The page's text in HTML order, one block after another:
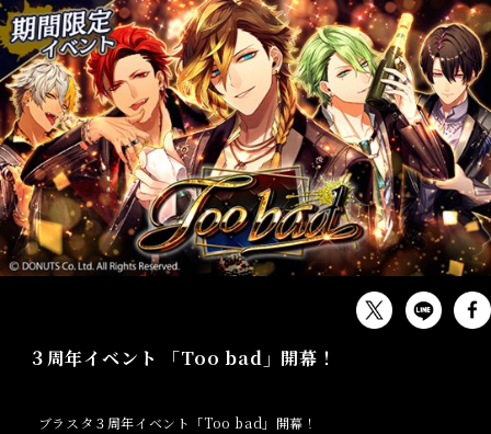
３周年イベント 「Too bad」開幕！
ブラスタ３周年イベント「Too bad」開幕！